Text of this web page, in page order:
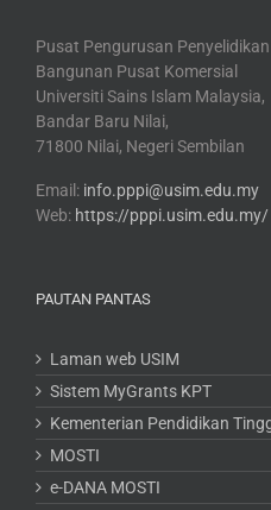
Pusat Pengurusan
Bangunan Pusat Komersial
Universiti Sains Islam Malaysia,
Bandar Baru Nilai,
71800 Nilai, Negeri Sembilan
Email: info.pppi@usim.edu.my
Web: https://pppi.usim.edu.my/
PAUTAN PANTAS
Laman web USIM
Sistem MyGrants KPT
Kementerian Pendidikan
MOSTI
e-DANA MOSTI